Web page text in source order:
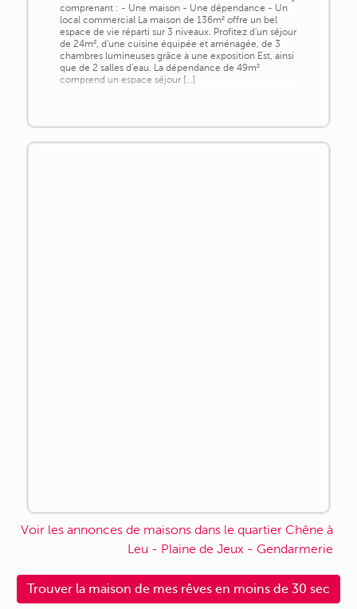
comprenant : - Une maison - Une dépendance - Un
local commercial La maison de 136m² offre un bel
espace de vie réparti sur 3 niveaux. Profitez d'un séjour
de 24m², d'une cuisine équipée et aménagée, de 3
chambres lumineuses grâce à une exposition Est, ainsi
que de 2 salles d'eau. La dépendance de 49m²
comprend un espace séjour [...]
Voir les annonces de maisons dans le quartier Chêne à
Leu - Plaine de Jeux - Gendarmerie
Trouver la maison de mes rêves en moins de 30 sec